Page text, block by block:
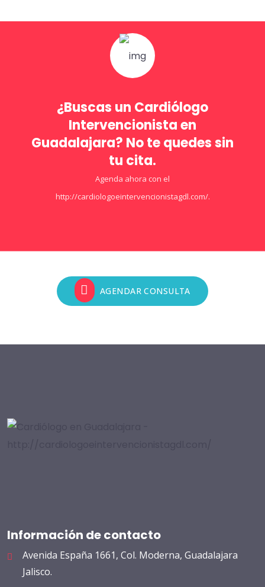
¿Buscas un Cardiólogo
Intervencionista en
Guadalajara? No te quedes sin
tu cita.
Agenda ahora con el
http://cardiologoeintervencionistagdl.com/.
AGENDAR CONSULTA
Información de contacto
Avenida España 1661, Col. Moderna, Guadalajara
Jalisco.